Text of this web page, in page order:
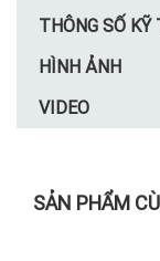
THÔNG SỐ KỸ
HÌNH ẢNH
VIDEO
SẢN PHẨM